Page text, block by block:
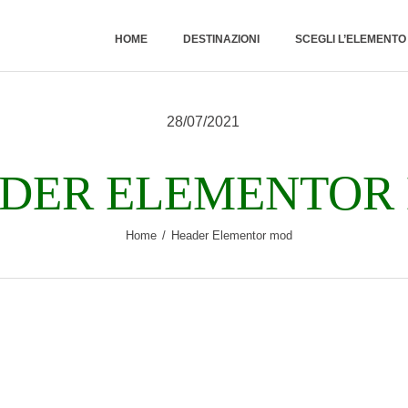
HOME DESTINAZIONI SCEGLI
28/07/2021
Home Header Elementor mod
HOME
DESTINAZIONI
L’ELEMENTO
NATURALE